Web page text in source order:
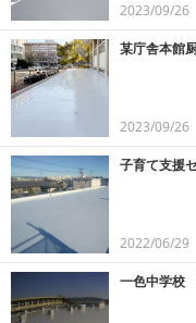
2023/09/26
某庁舎本館
2023/09/26
子育て支援
2022/06/29
一色中学校